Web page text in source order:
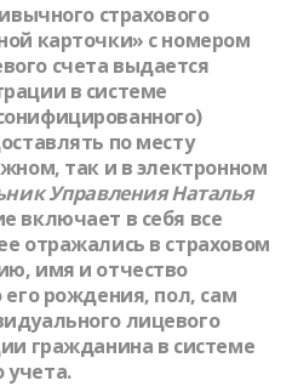
страхового
карточки» с номером
счета выдается
в системе
по месту
так и в электронном
УправленияНаталья
включает в себя все
отражались в страховом
имя и отчество
рождения, пол, сам
лицевого
гражданина в системе
учета.